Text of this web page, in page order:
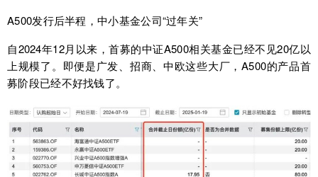
A500发行后半程，中小基金公司“过年关”
自2024年12月以来，首募的中证A500相关基金已经不见20亿以
上规模了。即便是广发、招商、中欧这些大厂，A500的产品首
募阶段已经不好找钱了。